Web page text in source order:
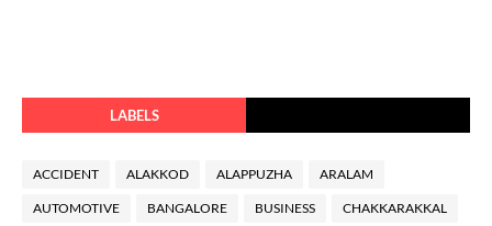
LABELS
ACCIDENT ALAKKOD ALAPPUZHA ARALAM
AUTOMOTIVE BANGALORE BUSINESS CHAKKARAKKAL